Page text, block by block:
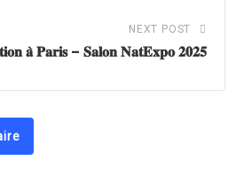
NEXT POST
𝐚̀ 𝐏𝐚𝐫𝐢𝐬 – 𝐒𝐚𝐥𝐨𝐧 𝐍𝐚𝐭𝐄𝐱𝐩𝐨 𝟐𝟎𝟐𝟓